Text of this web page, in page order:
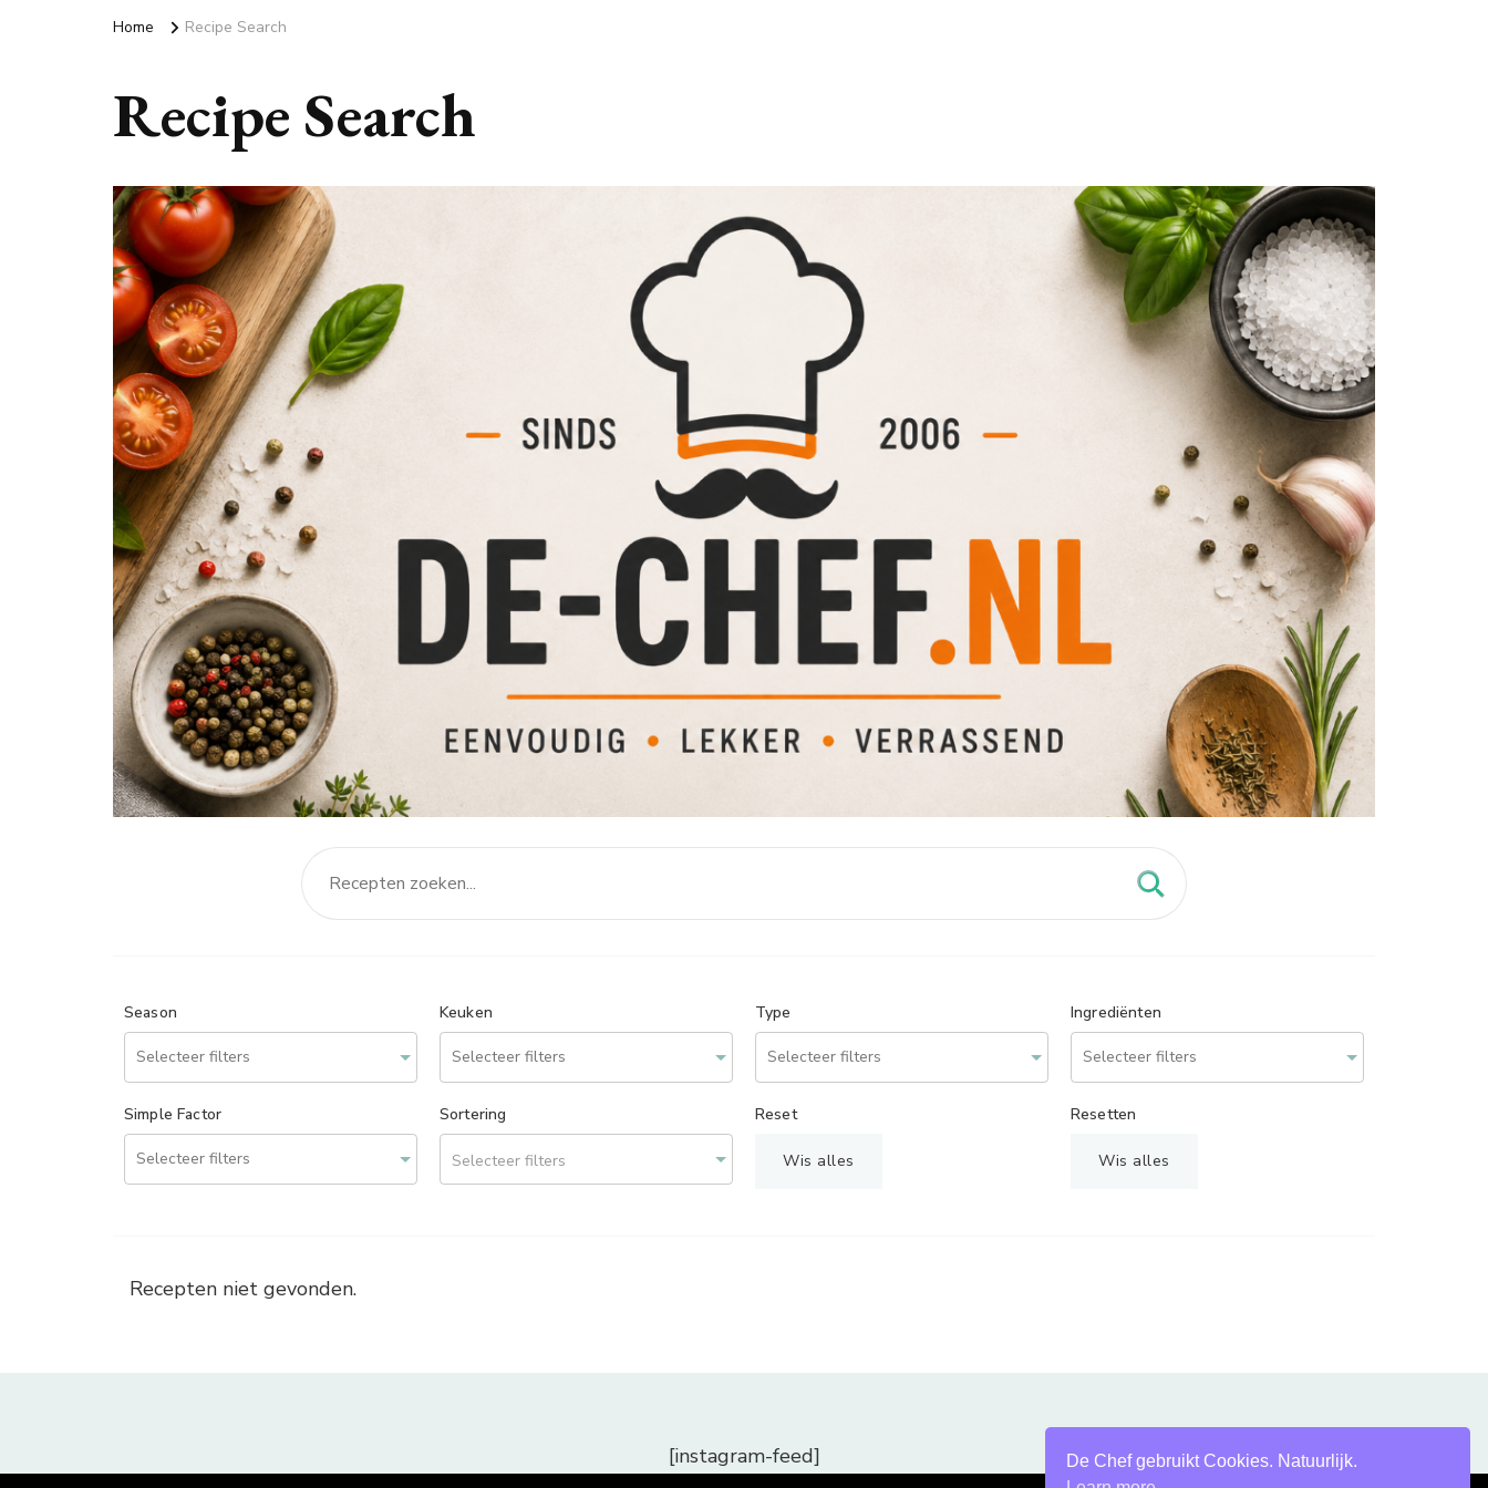
Home Recipe Search
Recipe Search
Season Keuken Type Ingrediënten
Simple Factor Sortering
Selecteer filters
Reset
Wis alles
Resetten
Wis alles
Recepten niet gevonden.
[instagram-feed]
De Chef gebruikt Cookies. Natuurlijk.